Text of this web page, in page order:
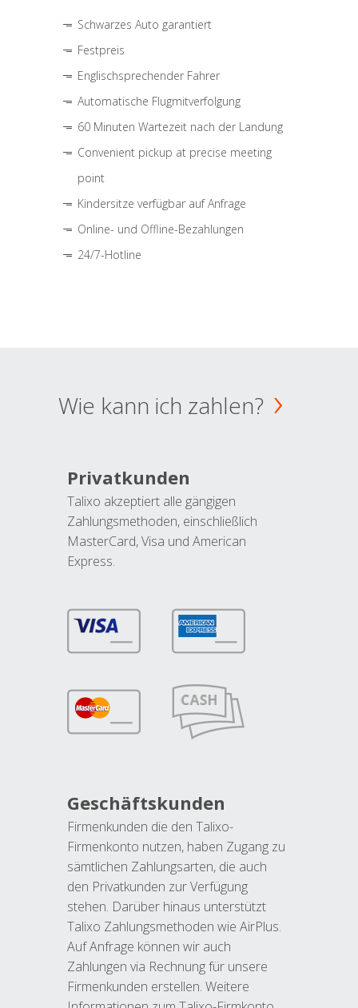
Schwarzes Auto garantiert
Festpreis
Englischsprechender Fahrer
Automatische Flugmitverfolgung
60 Minuten Wartezeit nach der Landung
Convenient pickup at precise meeting
point
Kindersitze verfügbar auf Anfrage
Online- und Offline-Bezahlungen
24/7-Hotline
Wie kann ich zahlen?
Privatkunden
Talixo akzeptiert alle gängigen
Zahlungsmethoden, einschließlich
MasterCard, Visa und American
Express.
Geschäftskunden
Firmenkunden die den Talixo-
Firmenkonto nutzen, haben Zugang zu
sämtlichen Zahlungsarten, die auch
den Privatkunden zur Verfügung
stehen. Darüber hinaus unterstützt
Talixo Zahlungsmethoden wie AirPlus.
Auf Anfrage können wir auch
Zahlungen via Rechnung für unsere
Firmenkunden erstellen. Weitere